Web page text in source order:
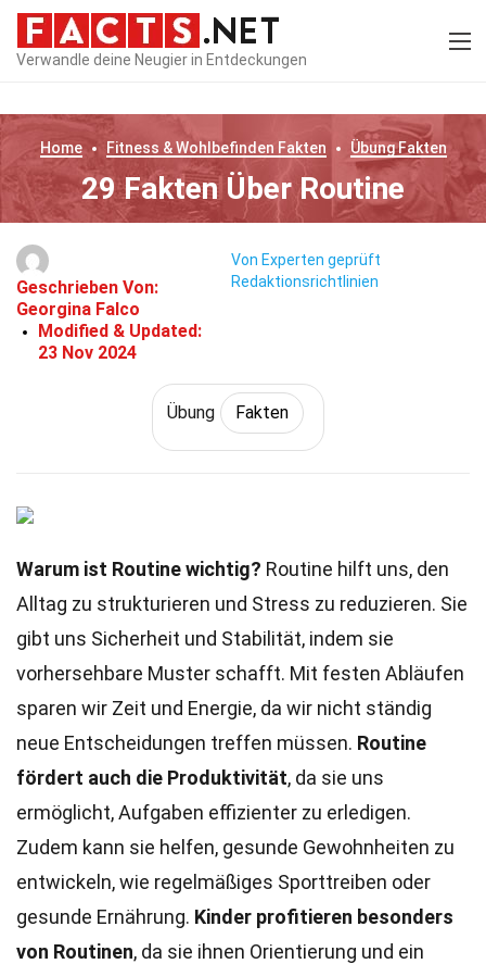
Verwandle deine Neugier in Entdeckungen
Home Fitness & Wohlbefinden Fakten ÜbungFakten
29 Fakten Über Routine
Geschrieben Von:
Georgina Falco
Modified & Updated:
23 Nov 2024
Von Experten geprüft
Redaktionsrichtlinien
Übung Fakten
Warum ist Routine wichtig? Routine hilft uns, den
Alltag zu strukturieren und Stress zu reduzieren. Sie
gibt uns Sicherheit und Stabilität, indem sie
vorhersehbare Muster schafft. Mit festen Abläufen
sparen wir Zeit und Energie, da wir nicht ständig
neue Entscheidungen treffen müssen. Routine
fördert auch die Produktivität, da sie uns
ermöglicht, Aufgaben effizienter zu erledigen.
Zudem kann sie helfen, gesunde Gewohnheiten zu
entwickeln, wie regelmäßiges Sporttreiben oder
gesunde Ernährung. Kinder profitieren besonders
von Routinen, da sie ihnen Orientierung und ein